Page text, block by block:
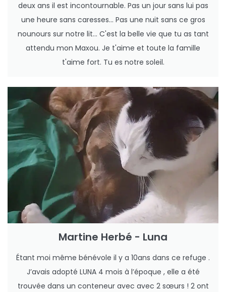
deux ans il est incontournable. Pas un jour sans lui pas
une heure sans caresses... Pas une nuit sans ce gros
nounours sur notre lit... C'est la belle vie que tu as tant
attendu mon Maxou. Je t'aime et toute la famille
t'aime fort. Tu es notre soleil.
Martine Herbé - Luna
Étant moi même bénévole il y a 10ans dans ce refuge .
J’avais adopté LUNA 4 mois à l’époque , elle a été
trouvée dans un conteneur avec avec 2 sœurs ! 2 ont